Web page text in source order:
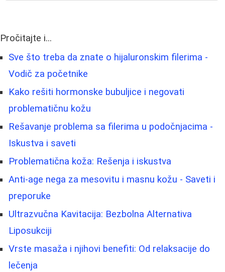
Pročitajte i...
Sve što treba da znate o hijaluronskim filerima -
Vodič za početnike
Kako rešiti hormonske bubuljice i negovati
problematičnu kožu
Rešavanje problema sa filerima u podočnjacima -
Iskustva i saveti
Problematična koža: Rešenja i iskustva
Anti-age nega za mesovitu i masnu kožu - Saveti i
preporuke
Ultrazvučna Kavitacija: Bezbolna Alternativa
Liposukciji
Vrste masaža i njihovi benefiti: Od relaksacije do
lečenja